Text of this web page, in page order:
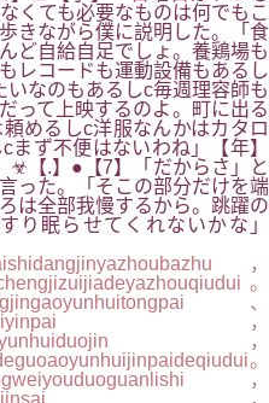
くても必要なものは何でもこ
きながら僕に説明した。「食
ど自給自足でしょ。養鶏場も
レコードも運動設備もあるし
なのもあるしc毎週理容師も
って上映するのよ。町に出る
めるしc洋服なんかはカタロ
ず不便はないわね」【年】
【.】●【7】「だからさ」と
った。「そこの部分だけを端
は全部我慢するから。跳躍の
り眠らせてくれないかな」
，
。
、
，
，
。
，
，